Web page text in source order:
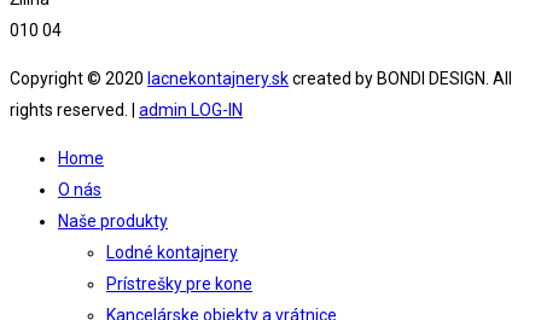
010 04
Copyright © 2020 lacnekontajnery.skcreated by BONDI DESIGN. All
rights reserved. | admin LOG-IN
Home
O nás
Naše produkty
Lodné kontajnery
Prístrešky pre kone
Kancelárske objekty a vrátnice